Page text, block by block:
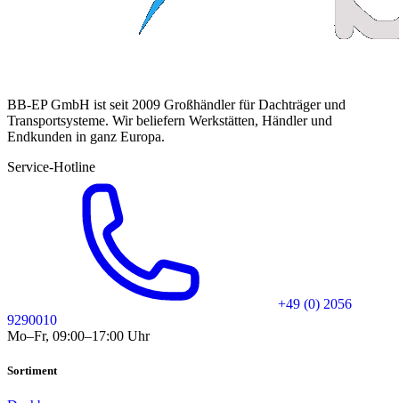
BB-EP GmbH ist seit 2009 Großhändler für Dachträger und
Transportsysteme. Wir beliefern Werkstätten, Händler und
Endkunden in ganz Europa.
Service-Hotline
+49 (0) 2056
9290010
Mo–Fr, 09:00–17:00 Uhr
Sortiment